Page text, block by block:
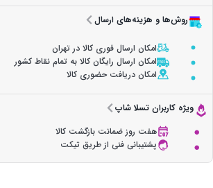
روش‌ها و هزینه‌های ارسال
امکان ارسال فوری کالا در تهران
امکان ارسال رایگان کالا به تمام نقاط کشور
امکان دریافت حضوری کالا
ویژه کاربران تسلا شاپ
هفت روز ضمانت بازگشت کالا
پشتیبانی فنی از طریق تیکت